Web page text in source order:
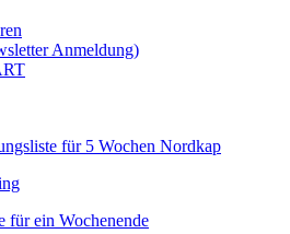
Anmeldung)
für 5 Wochen Nordkap
für ein Wochenende